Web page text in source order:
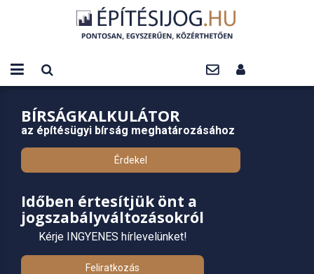
BÍRSÁGKALKULÁTOR
az építésügyi bírság meghatározásához
Érdekel
Időben értesítjük önt a
jogszabályváltozásokról
Kérje INGYENES hírlevelünket!
Feliratkozás